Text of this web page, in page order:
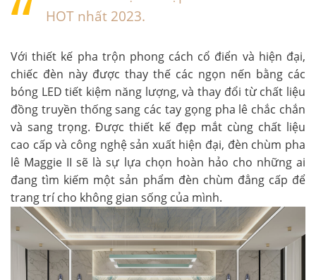
HOT nhất 2023.
Với thiết kế pha trộn phong cách cổ điển và hiện đại,
chiếc đèn này được thay thế các ngọn nến bằng các
bóng LED tiết kiệm năng lượng, và thay đổi từ chất liệu
đồng truyền thống sang các tay gọng pha lê chắc chắn
và sang trọng. Được thiết kế đẹp mắt cùng chất liệu
cao cấp và công nghệ sản xuất hiện đại, đèn chùm pha
lê Maggie II sẽ là sự lựa chọn hoàn hảo cho những ai
đang tìm kiếm một sản phẩm đèn chùm đẳng cấp để
trang trí cho không gian sống của mình.